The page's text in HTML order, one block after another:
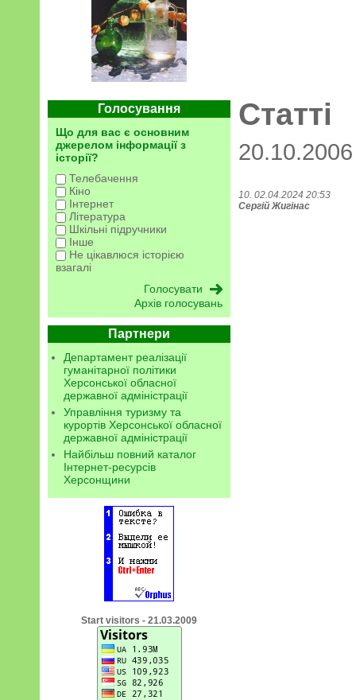
Голосування
Що для вас є основним
джерелом інформації з
історії?
Телебачення
Кіно
Інтернет
Література
Шкільні підручники
Інше
Не цікавлюся історією
взагалі
Архів голосувань
Партнери
Департамент реалізації
гуманітарної політики
Херсонської обласної
державної адміністрації
Управління туризму та
курортів Херсонської обласної
державної адміністрації
Найбільш повний каталог
Інтернет-ресурсів
Херсонщини
Start visitors - 21.03.2009
Статті
10. 02.04.2024 20:53
Сергій Жигінас